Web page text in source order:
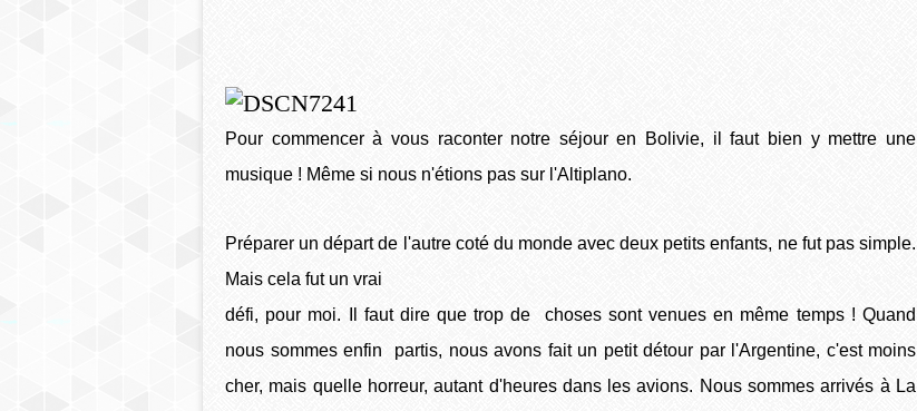
Pour commencer à vous raconter notre séjour en Bolivie, il faut bien y mettre une
musique ! Même si nous n'étions pas sur l'Altiplano.
Préparer un départ de l'autre coté du monde avec deux petits enfants, ne fut pas simple.
Mais cela fut un vrai
défi, pour moi. Il faut dire que trop de choses sont venues en même temps ! Quand
nous sommes enfin partis, nous avons fait un petit détour par l'Argentine, c'est moins
cher, mais quelle horreur, autant d'heures dans les avions. Nous sommes arrivés à La